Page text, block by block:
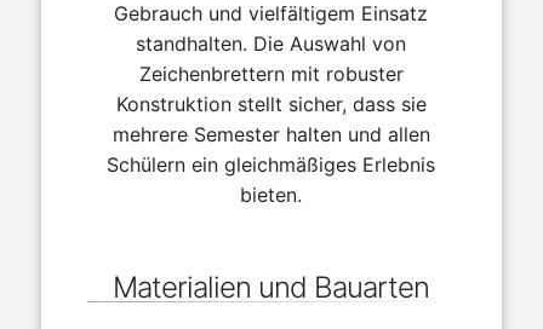
Gebrauch und vielfältigem Einsatz
standhalten. Die Auswahl von
Zeichenbrettern mit robuster
Konstruktion stellt sicher, dass sie
mehrere Semester halten und allen
Schülern ein gleichmäßiges Erlebnis
bieten.
Materialien und Bauarten